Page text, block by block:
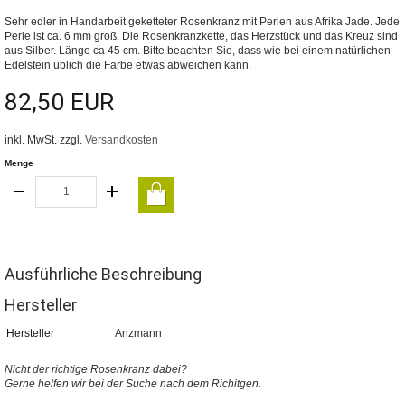
Sehr edler in Handarbeit geketteter Rosenkranz mit Perlen aus Afrika Jade. Jede
Perle ist ca. 6 mm groß. Die Rosenkranzkette, das Herzstück und das Kreuz sind
aus Silber. Länge ca 45 cm. Bitte beachten Sie, dass wie bei einem natürlichen
Edelstein üblich die Farbe etwas abweichen kann.
82,50 EUR
inkl. MwSt. zzgl. Versandkosten
Menge
Ausführliche Beschreibung
Hersteller
Hersteller Anzmann
Nicht der richtige Rosenkranz dabei?
Gerne helfen wir bei der Suche nach dem Richitgen.